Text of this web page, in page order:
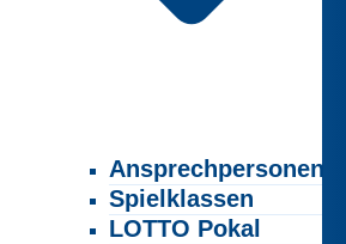
Ansprechpersonen
Spielklassen
LOTTO Pokal